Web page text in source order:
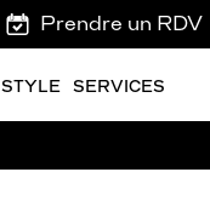
Prendre un RDV
STYLE SERVICES